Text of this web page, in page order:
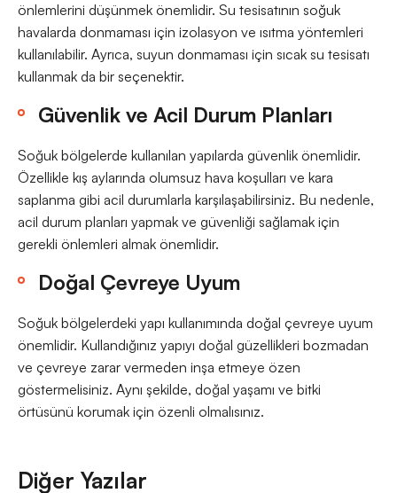
önlemlerini düşünmek önemlidir. Su tesisatının soğuk
havalarda donmaması için izolasyon ve ısıtma yöntemleri
kullanılabilir. Ayrıca, suyun donmaması için sıcak su tesisatı
kullanmak da bir seçenektir.
Güvenlik ve Acil Durum Planları
Soğuk bölgelerde kullanılan yapılarda güvenlik önemlidir.
Özellikle kış aylarında olumsuz hava koşulları ve kara
saplanma gibi acil durumlarla karşılaşabilirsiniz. Bu nedenle,
acil durum planları yapmak ve güvenliği sağlamak için
gerekli önlemleri almak önemlidir.
Doğal Çevreye Uyum
Soğuk bölgelerdeki yapı kullanımında doğal çevreye uyum
önemlidir. Kullandığınız yapıyı doğal güzellikleri bozmadan
ve çevreye zarar vermeden inşa etmeye özen
göstermelisiniz. Aynı şekilde, doğal yaşamı ve bitki
örtüsünü korumak için özenli olmalısınız.
Diğer Yazılar